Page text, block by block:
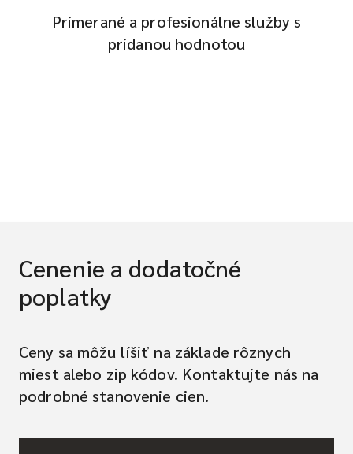
Primerané a profesionálne služby s
pridanou hodnotou
Cenenie a dodatočné
poplatky
Ceny sa môžu líšiť na základe rôznych
miest alebo zip kódov. Kontaktujte nás na
podrobné stanovenie cien.